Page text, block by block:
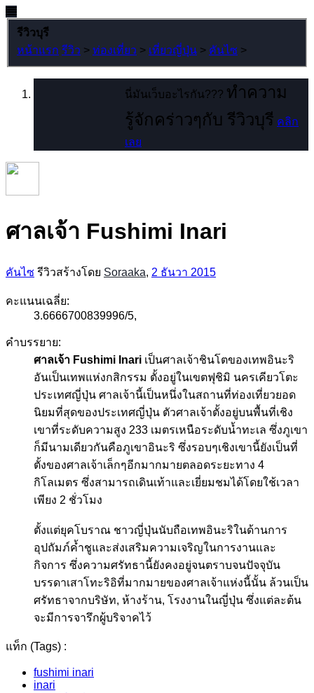
รีวิวบุรี
หน้าแรก รีวิว > ท่องเที่ยว > เที่ยวญี่ปุ่น > คันไซ >
นี่มันเว็บอะไรกัน??? ทำความ
รู้จักคร่าวๆกับ รีวิวบุรี คลิก
เลย
ศาลเจ้า Fushimi Inari
คันไซ รีวิวสร้างโดย Soraaka, 2 ธันวา 2015
คะแนนเฉลี่ย:
3.6666700839996/5,
คำบรรยาย:
ศาลเจ้า Fushimi Inari เป็นศาลเจ้าชินโตของเทพอินะริ
อันเป็นเทพแห่งกสิกรรม ตั้งอยู่ในเขตฟุชิมิ นครเคียวโตะ
ประเทศญี่ปุ่น ศาลเจ้านี้เป็นหนึ่งในสถานที่ท่องเที่ยวยอด
นิยมที่สุดของประเทศญี่ปุ่น ตัวศาลเจ้าตั้งอยู่บนพื้นที่เชิง
เขาที่ระดับความสูง 233 เมตรเหนือระดับน้ำทะเล ซึ่งภูเขา
ก็มีนามเดียวกันคือภูเขาอินะริ ซึ่งรอบๆเชิงเขานี้ยังเป็นที่
ตั้งของศาลเจ้าเล็กๆอีกมากมายตลอดระยะทาง 4
กิโลเมตร ซึ่งสามารถเดินเท้าและเยี่ยมชมได้โดยใช้เวลา
เพียง 2 ชั่วโมง
ตั้งแต่ยุคโบราณ ชาวญี่ปุ่นนับถือเทพอินะริในด้านการ
อุปถัมภ์ค้ำชูและส่งเสริมความเจริญในการงานและ
กิจการ ซึ่งความศรัทธานี้ยังคงอยู่จนตราบจนปัจจุบัน
บรรดาเสาโทะริอิที่มากมายของศาลเจ้าแห่งนี้นั้น ล้วนเป็น
ศรัทธาจากบริษัท, ห้างร้าน, โรงงานในญี่ปุ่น ซึ่งแต่ละต้น
จะมีการจารึกผู้บริจาคไว้
แท็ก (Tags) :
fushimi inari
inari